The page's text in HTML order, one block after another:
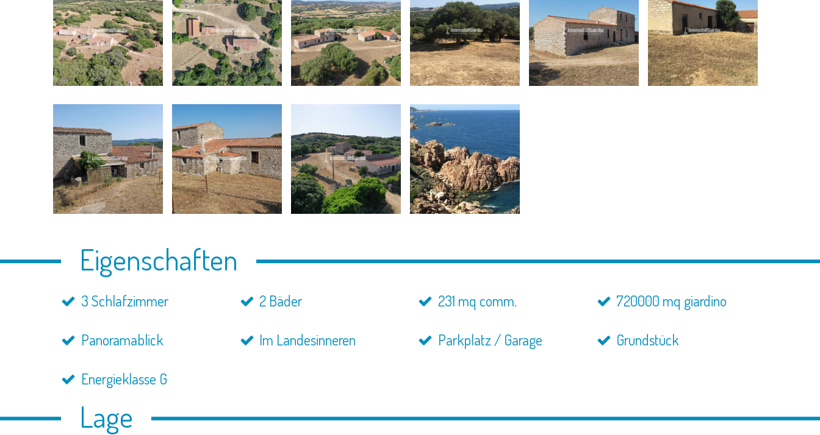
Eigenschaften
3 Schlafzimmer 2 Bäder 231 mq comm. 720000 mq giardino
Panoramablick Im Landesinneren Parkplatz / Garage Grundstück
Energieklasse G
Lage